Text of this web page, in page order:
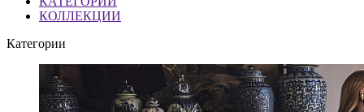
КОЛЛЕКЦИИ
Категории